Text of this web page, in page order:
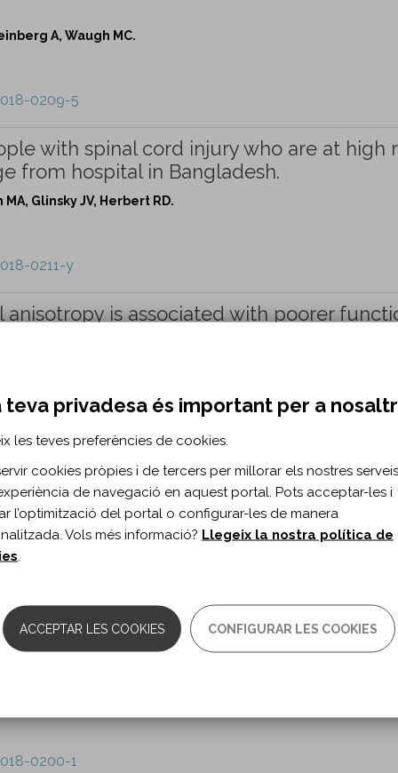
A, Waugh MC.
0209-5
with spinal cord injury who are at high
from hospital in Bangladesh.
MA, Glinsky JV, Herbert RD.
0211-y
is associated with poorer
a pilot study.
LA, Eng JJ.
0191-y
drugs to prevent heterotopic
chart review.
BT, Crew JD.
0199-3
study of an online resource for
I, Stewart P, Chur-Hansen A, Marshall R, Clark J,
0200-1
teva privadesa és important per a
les teves preferències de cookies.
cookies pròpies i de tercers per millorar els nostres
de navegació en aquest portal. Pots acceptar-les i
l’optimització del portal o configurar-les de manera
Vols més informació? Llegeix la nostra política de
ACCEPTAR LES COOKIES CONFIGURAR LES COOKIES